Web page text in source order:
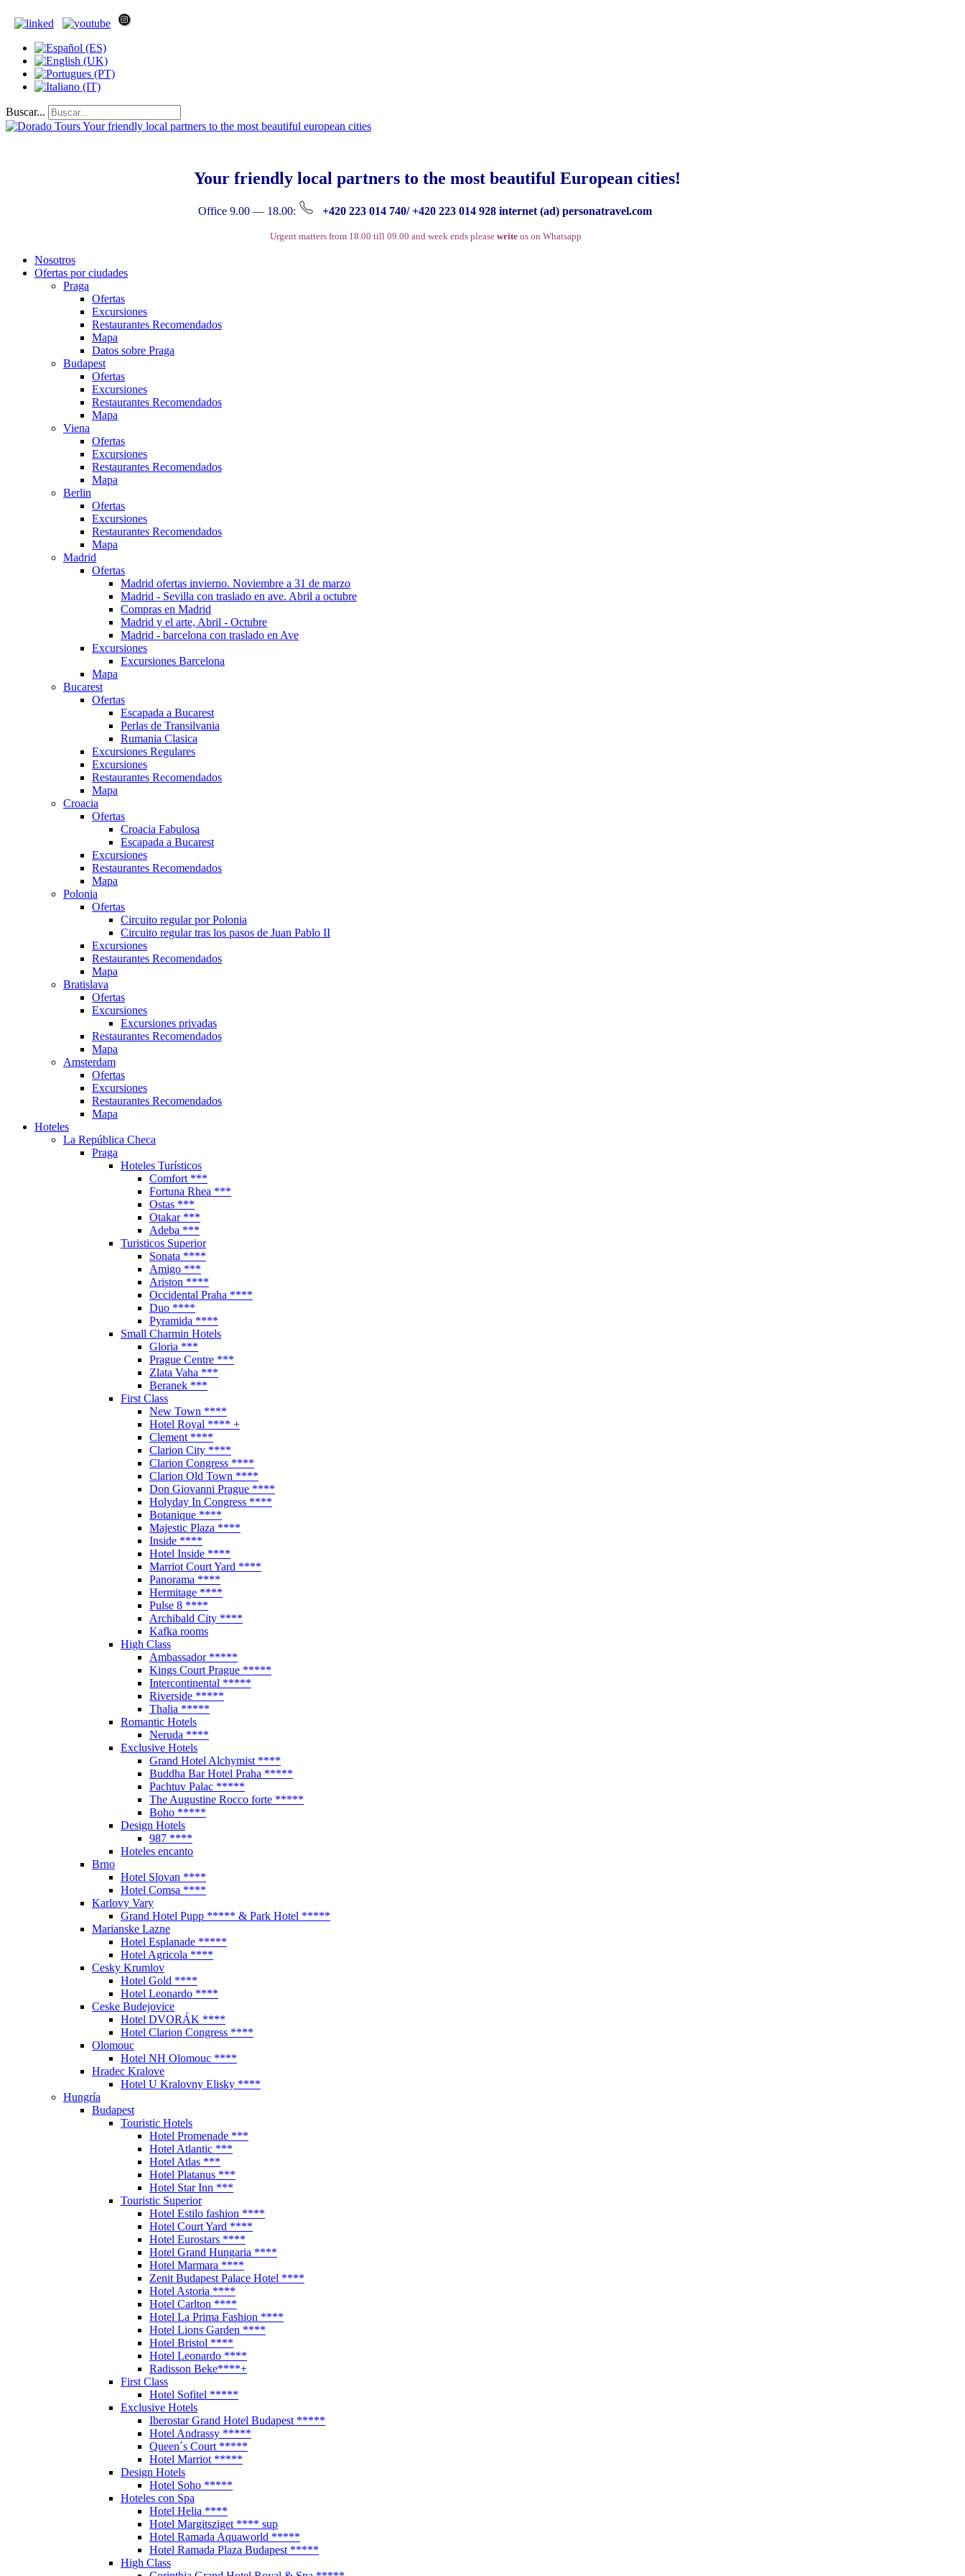
Buscar...
Your friendly local partners to the most beautiful European cities!
Office 9.00 — 18.00: +420 223 014 740/ +420 223 014 928 internet (ad) personatravel.com
Urgent matters from 18.00 till 09.00 and week ends please write us on Whatsapp
Nosotros
Ofertas por ciudades
Praga
Ofertas
Excursiones
Restaurantes Recomendados
Mapa
Datos sobre Praga
Budapest
Ofertas
Excursiones
Restaurantes Recomendados
Mapa
Viena
Ofertas
Excursiones
Restaurantes Recomendados
Mapa
Berlin
Ofertas
Excursiones
Restaurantes Recomendados
Mapa
Madrid
Ofertas
Madrid ofertas invierno. Noviembre a 31 de marzo
Madrid - Sevilla con traslado en ave. Abril a octubre
Compras en Madrid
Madrid y el arte, Abril - Octubre
Madrid - barcelona con traslado en Ave
Excursiones
Excursiones Barcelona
Mapa
Bucarest
Ofertas
Escapada a Bucarest
Perlas de Transilvania
Rumania Clasica
Excursiones Regulares
Excursiones
Restaurantes Recomendados
Mapa
Croacia
Ofertas
Croacia Fabulosa
Escapada a Bucarest
Excursiones
Restaurantes Recomendados
Mapa
Polonia
Ofertas
Circuito regular por Polonia
Circuito regular tras los pasos de Juan Pablo II
Excursiones
Restaurantes Recomendados
Mapa
Bratislava
Ofertas
Excursiones
Excursiones privadas
Restaurantes Recomendados
Mapa
Amsterdam
Ofertas
Excursiones
Restaurantes Recomendados
Mapa
Hoteles
La República Checa
Praga
Hoteles Turísticos
Comfort ***
Fortuna Rhea ***
Ostas ***
Otakar ***
Adeba ***
Turisticos Superior
Sonata ****
Amigo ***
Ariston ****
Occidental Praha ****
Duo ****
Pyramida ****
Small Charmin Hotels
Gloria ***
Prague Centre ***
Zlata Vaha ***
Beranek ***
First Class
New Town ****
Hotel Royal **** +
Clement ****
Clarion City ****
Clarion Congress ****
Clarion Old Town ****
Don Giovanni Prague ****
Holyday In Congress ****
Botanique ****
Majestic Plaza ****
Inside ****
Hotel Inside ****
Marriot Court Yard ****
Panorama ****
Hermitage ****
Pulse 8 ****
Archibald City ****
Kafka rooms
High Class
Ambassador *****
Kings Court Prague *****
Intercontinental *****
Riverside *****
Thalia *****
Romantic Hotels
Neruda ****
Exclusive Hotels
Grand Hotel Alchymist ****
Buddha Bar Hotel Praha *****
Pachtuv Palac *****
The Augustine Rocco forte *****
Boho *****
Design Hotels
987 ****
Hoteles encanto
Brno
Hotel Slovan ****
Hotel Comsa ****
Karlovy Vary
Grand Hotel Pupp ***** & Park Hotel *****
Marianske Lazne
Hotel Esplanade *****
Hotel Agricola ****
Cesky Krumlov
Hotel Gold ****
Hotel Leonardo ****
Ceske Budejovice
Hotel DVORÁK ****
Hotel Clarion Congress ****
Olomouc
Hotel NH Olomouc ****
Hradec Kralove
Hotel U Kralovny Elisky ****
Hungría
Budapest
Touristic Hotels
Hotel Promenade ***
Hotel Atlantic ***
Hotel Atlas ***
Hotel Platanus ***
Hotel Star Inn ***
Touristic Superior
Hotel Estilo fashion ****
Hotel Court Yard ****
Hotel Eurostars ****
Hotel Grand Hungaria ****
Hotel Marmara ****
Zenit Budapest Palace Hotel ****
Hotel Astoria ****
Hotel Carlton ****
Hotel La Prima Fashion ****
Hotel Lions Garden ****
Hotel Bristol ****
Hotel Leonardo ****
Radisson Beke****+
First Class
Hotel Sofitel *****
Exclusive Hotels
Iberostar Grand Hotel Budapest *****
Hotel Andrassy *****
Queen´s Court *****
Hotel Marriot *****
Design Hotels
Hotel Soho *****
Hoteles con Spa
Hotel Helia ****
Hotel Margitsziget **** sup
Hotel Ramada Aquaworld *****
Hotel Ramada Plaza Budapest *****
High Class